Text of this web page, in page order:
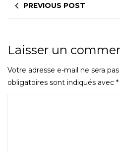
PREVIOUS POST
Laisser un
Votre adresse e-mail ne sera
obligatoires sont indiqués avec *